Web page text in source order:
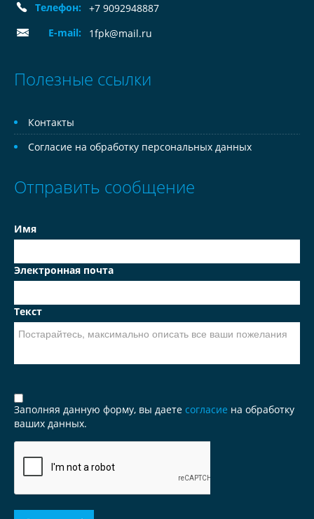
Телефон:
+7 9092948887
E-mail:
1fpk@mail.ru
Полезные ссылки
Контакты
Согласие на обработку персональных данных
Отправить сообщение
Имя
Электронная почта
Текст
Заполняя данную форму, вы даете согласие на обработку
ваших данных.